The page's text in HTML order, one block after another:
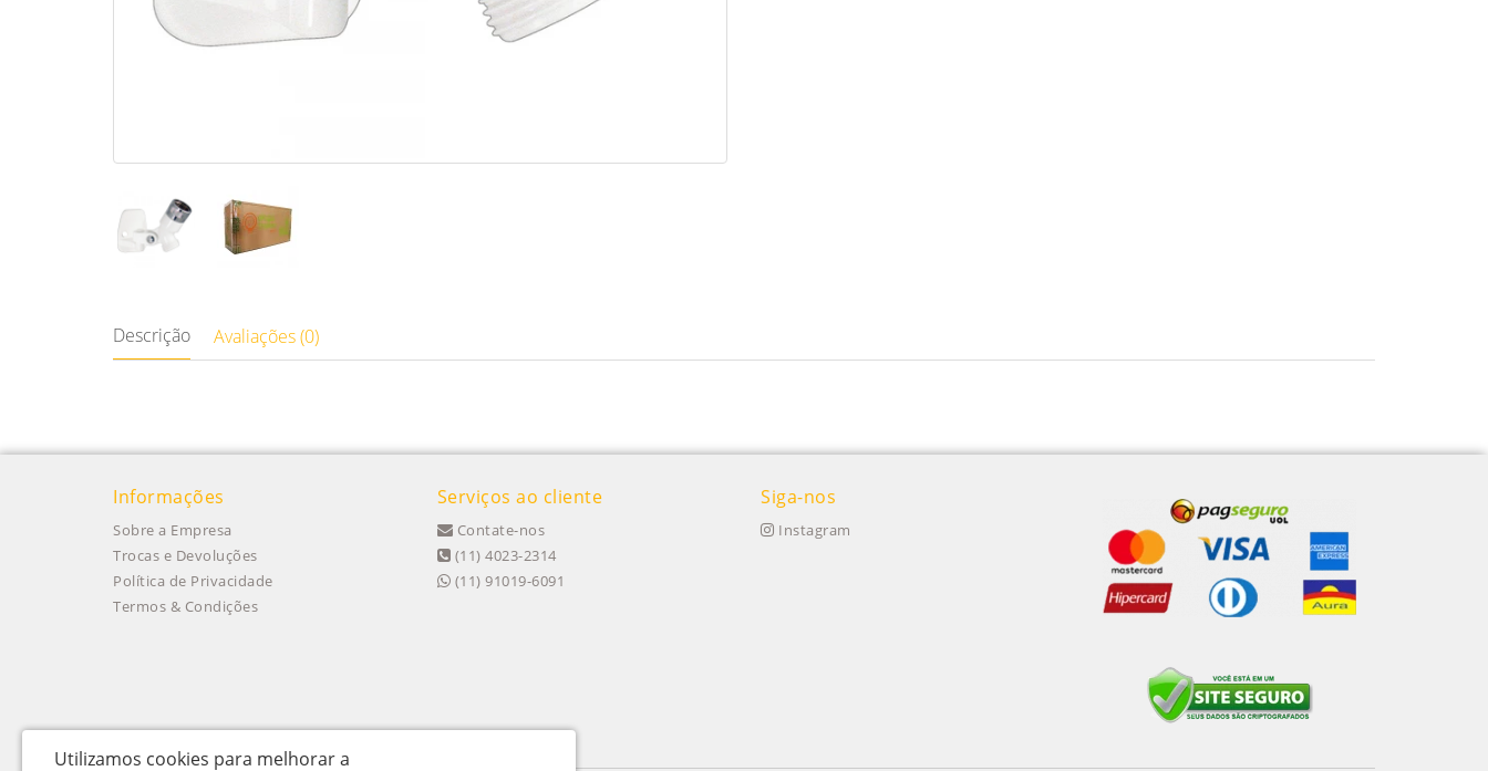
Descrição Avaliações (0)
Informações
Sobre a Empresa
Trocas e Devoluções
Política de Privacidade
Termos & Condições
Serviços ao cliente
Contate-nos
(11) 4023-2314
(11) 91019-6091
Siga-nos
Instagram
Utilizamos cookies para melhorar a